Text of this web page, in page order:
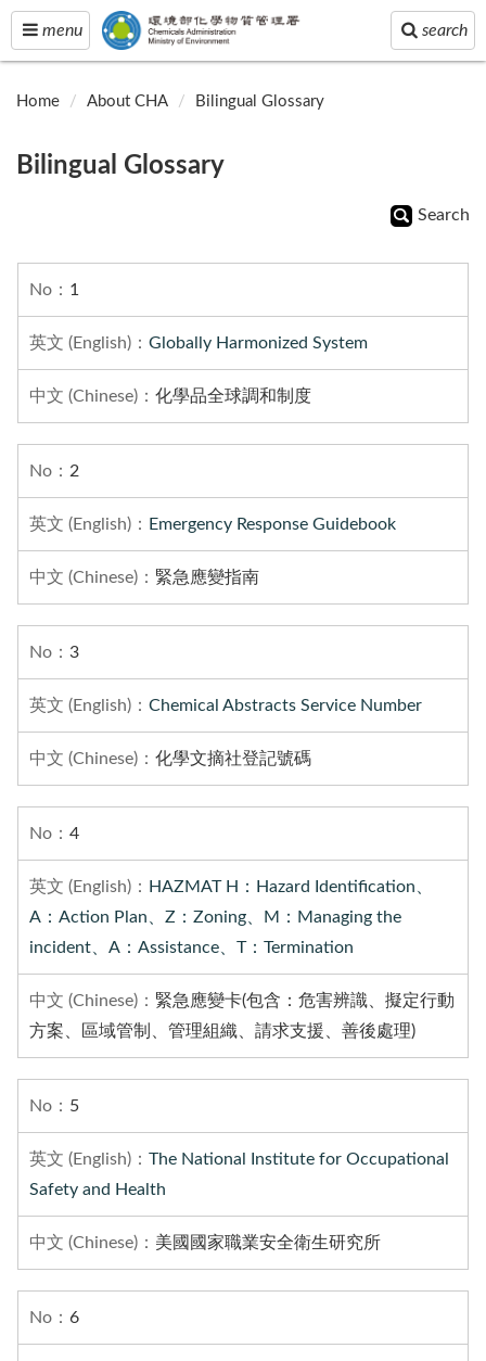
Toggle
navigation
menu
Toggle
navigation
search
Home About CHA Bilingual Glossary
Bilingual Glossary
Search
1
Globally Harmonized System
化學品全球調和制度
2
Emergency Response Guidebook
緊急應變指南
3
Chemical Abstracts Service Number
化學文摘社登記號碼
4
HAZMAT H：Hazard Identification、
A：Action Plan、Z：Zoning、M：Managing the
incident、A：Assistance、T：Termination
緊急應變卡(包含：危害辨識、擬定行動
方案、區域管制、管理組織、請求支援、善後處理)
5
The National Institute for Occupational
Safety and Health
美國國家職業安全衛生研究所
6